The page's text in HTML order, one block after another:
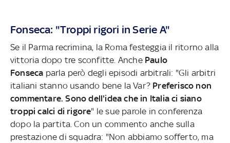
Fonseca: "Troppi rigori in Serie A"
Se il Parma recrimina, la Roma festeggia il ritorno alla
vittoria dopo tre sconfitte. AnchePaulo
Fonseca parla però degli episodi arbitrali: "Gli arbitri
italiani stanno usando bene la Var? Preferisco non
commentare. Sono dell'idea che in Italia ci siano
troppi calci di rigore" le sue parole in conferenza
dopo la partita. Con un commento anche sulla
prestazione di squadra: "Non abbiamo sofferto, ma